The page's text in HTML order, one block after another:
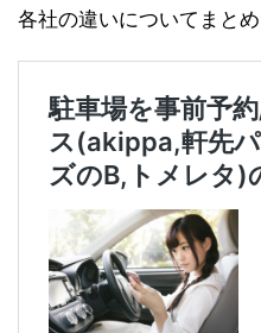
各社の違いについてまと